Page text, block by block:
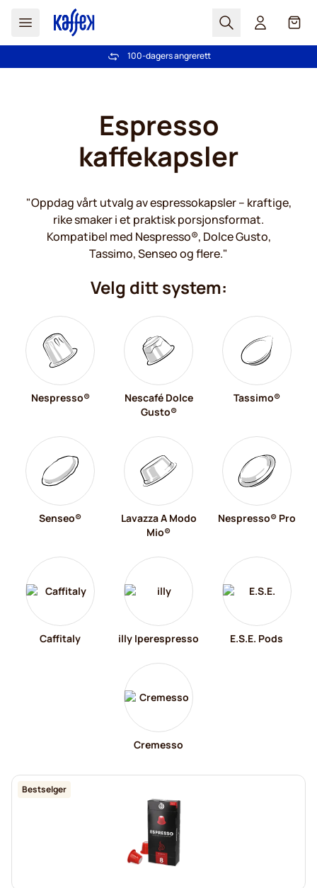
Søk Cart
Gratis frakt over kr 599
PrisGaranti - Alltid gode priser
100-dagers angrerett
Espresso
kaffekapsler
"Oppdag vårt utvalg av espressokapsler – kraftige,
rike smaker i et praktisk porsjonsformat.
Kompatibel med Nespresso®, Dolce Gusto,
Tassimo, Senseo og flere."
Velg ditt system:
Nespresso®
Nescafé Dolce
Gusto®
Tassimo®
Senseo®
Lavazza A Modo
Mio®
Nespresso® Pro
Caffitaly illy Iperespresso E.S.E. Pods
Cremesso
Bestselger